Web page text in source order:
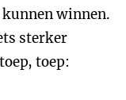
winnen.
sterker
toep: